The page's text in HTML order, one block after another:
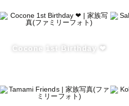
Cocone 1st Birthday ❤︎